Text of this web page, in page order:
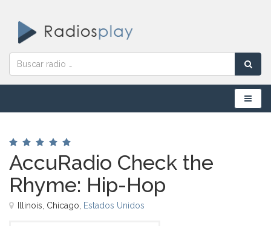
Menú
AccuRadio Check the
Rhyme: Hip-Hop
Illinois, Chicago, Estados Unidos